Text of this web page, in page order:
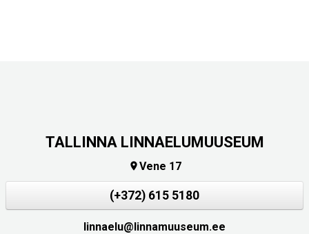
TALLINNA LINNAELUMUUSEUM
Vene 17
(+372) 615 5180
linnaelu@linnamuuseum.ee